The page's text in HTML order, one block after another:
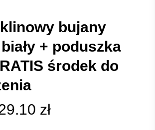
bujany
+ poduszka
środek do
złAktualna